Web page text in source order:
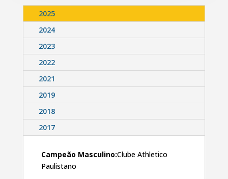
2025
2024
2023
2022
2021
2019
2018
2017
Campeão Masculino:Clube Athletico
Paulistano